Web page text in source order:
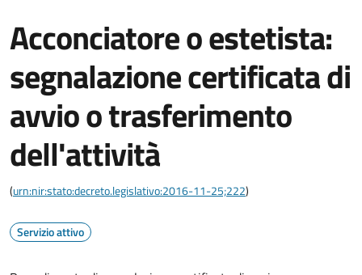
Acconciatore o estetista:
segnalazione certificata di
avvio o trasferimento
dell'attività
(urn:nir:stato:decreto.legislativo:2016-11-25;222)
Servizio attivo